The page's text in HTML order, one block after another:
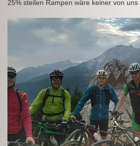
25% steilen Rampen wäre keiner von uns